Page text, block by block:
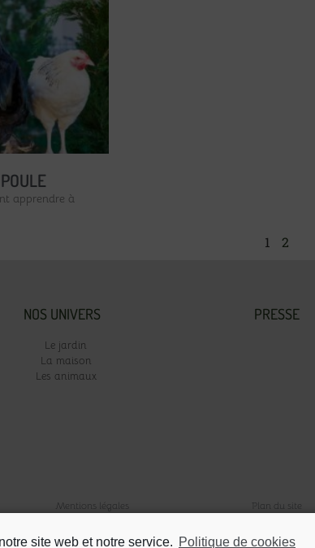
site web et notre service. Politique de cookies
apprendre à
1 2
NOS UNIVERS
Le jardin
La maison
Les animaux
PRESSE
Mentions légales Plan du site